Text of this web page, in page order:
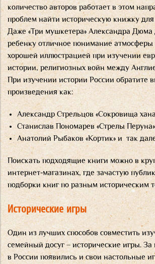
количество авторов работает в этом
проблем найти историческую книжку для
Даже «Три мушкетера» Александра
ребенку отличное понимание атмосферы
хорошей иллюстрацией при изучении
истории, религиозных войн между
При изучении истории России обратите
произведения как:
Александр Стрельцов «Сокровища
Станислав Пономарев «Стрелы
Анатолий Рыбаков «Кортик» и так
Поискать подходящие книги можно в
интернет-магазинах, где зачастую
подборки книг по разным историческим
Исторические игры
Один из лучших способов совместить
семейный досуг – исторические игры. За
в России появились и свои настольные